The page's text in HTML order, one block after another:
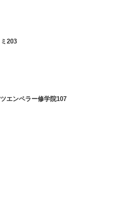
203
エンペラー修学院107